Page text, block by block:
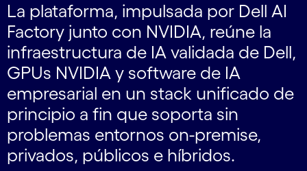
La plataforma, impulsada por Dell AI
Factory junto con NVIDIA, reúne la
infraestructura de IA validada de Dell,
GPUs NVIDIA y software de IA
empresarial en un stack unificado de
principio a fin que soporta sin
problemas entornos on-premise,
privados, públicos e híbridos.